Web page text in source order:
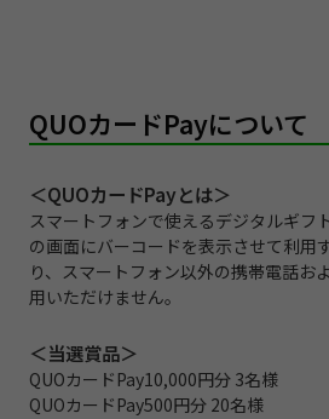
QUOカードPayについて
＜QUOカードPayとは＞
スマートフォンで使えるデジタルギフ
の画面にバーコードを表示させて利用
り、スマートフォン以外の携帯電話お
用いただけません。
＜当選賞品＞
QUOカードPay10,000円分 3名様
QUOカードPay500円分 20名様